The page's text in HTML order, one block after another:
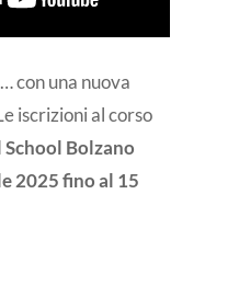
con una nuova
iscrizioni al corso
Bolzano
2025 fino al 15